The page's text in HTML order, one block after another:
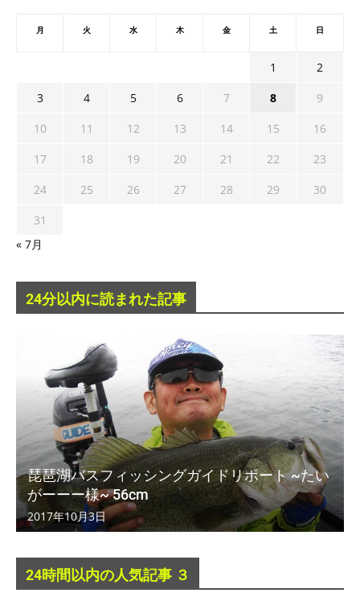
月 火 水 木 金 土 日
1
2
3
4 5 6 7 8
9
10
11 12 13 14 15
16
17
18 19 20 21 22
23
24
25 26 27 28 29
30
31
« 7月
24分以内に読まれた記事
琵琶湖バスフィッシングガイドリポート ~たい
がーーー様~ 56cm
2017年10月3日
24時間以内の人気記事 ３